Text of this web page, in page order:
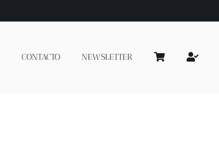
CONTACTO NEWSLETTER